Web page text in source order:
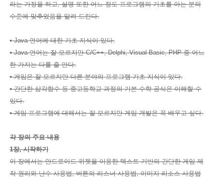
라는 가정을 하고, 설명 또한 어느 정도 프로그램의 기초를 아는 분의
수준에 맞추었음을 알려 드린다.
• Java 언어에 대한 기초 지식이 있다.
• Java 언어는 잘 모르지만 C/C++, Delphi, Visual Basic, PHP 중 어느
한 가지는 다룰 줄 안다.
• 게임은 잘 모르지만 다른 분야의 프로그램 기초 지식이 있다.
• 간단한 삼각함수 등 중고등학교 과정의 기본 수학 공식은 이해할 수
있다.
• 게임 프로그램에 대해서는 잘 모르지만 게임 개발은 꼭 배우고 싶다.
각 장의 주요 내용
1장, 시작하기
이 장에서는 안드로이드 위젯을 이용한 텍스트 기반의 간단한 게임 제
작 원리와 난수 사용법, 버튼의 리스너 사용법, 이미지 리소스 사용법